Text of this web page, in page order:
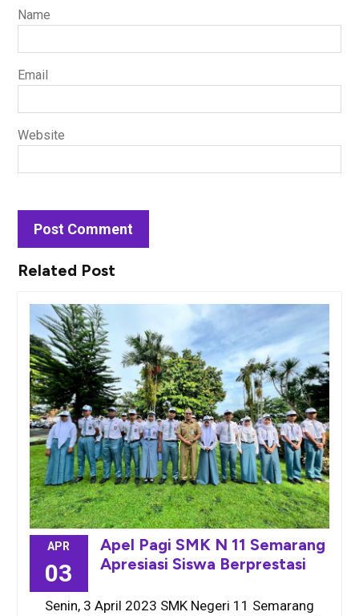
Name
Email
Website
Related Post
APR
03
Apel Pagi SMK N 11 Semarang
Apresiasi Siswa Berprestasi
Senin, 3 April 2023 SMK Negeri 11 Semarang